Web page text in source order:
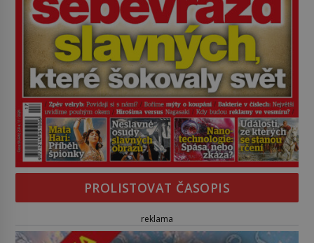
PROLISTOVAT ČASOPIS
reklama